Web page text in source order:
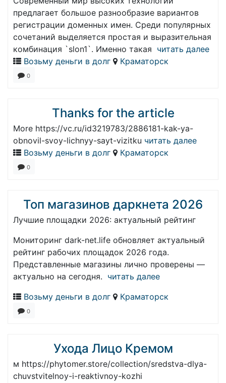
предлагает большое разнообразие вариантов
регистрации доменных имен. Среди популярных
сочетаний выделяется простая и выразительная
комбинация `slon1`. Именно такая читать далее
Возьму деньги в долг
Краматорск
0
Thanks for the article
More https://vc.ru/id3219783/2886181-kak-ya-
obnovil-svoy-lichnyy-sayt-vizitku читать далее
Возьму деньги в долг
Краматорск
0
Топ магазинов даркнета 2026
Лучшие площадки 2026: актуальный рейтинг
Мониторинг dark-net.life обновляет актуальный
рейтинг рабочих площадок 2026 года.
Представленные магазины лично проверены —
актуально на сегодня. читать далее
Возьму деньги в долг
Краматорск
0
Ухода Лицо Кремом
м https://phytomer.store/collection/sredstva-dlya-
chuvstvitelnoy-i-reaktivnoy-kozhi